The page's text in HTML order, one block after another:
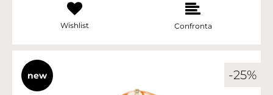
Wishlist Confronta
-25%
new